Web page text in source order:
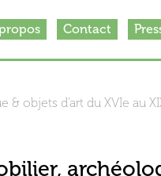
Contact
& objets d'art du XVIe au